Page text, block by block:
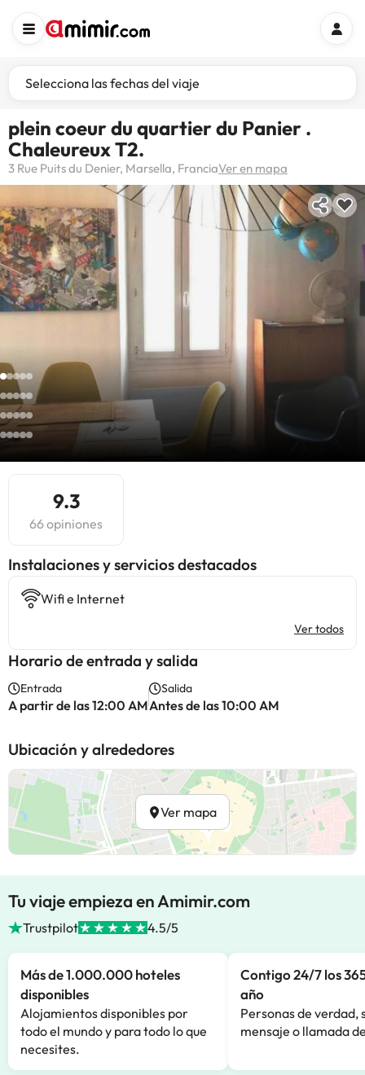
Selecciona las fechas del viaje
plein coeur du quartier du Panier .
Chaleureux T2.
3 Rue Puits du Denier, Marsella, FranciaVer en mapa
9.3
66 opiniones
Instalaciones y servicios destacados
Wifi e Internet
Ver todos
Horario de entrada y salida
Entrada
A partir de las 12:00 AM
Salida
Antes de las 10:00 AM
Ubicación y alrededores
Ver mapa
Tu viaje empieza en Amimir.com
Trustpilot 4.5/5
Más de 1.000.000 hoteles
disponibles
Alojamientos disponibles por
todo el mundo y para todo lo que
necesites.
Contigo 24/7 los
año
Personas de verdad,
mensaje o llamada